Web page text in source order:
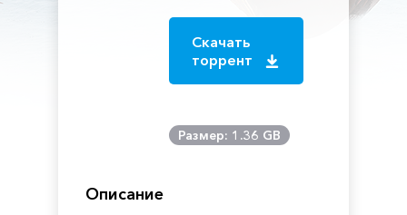
Скачать
торрент
Размер: 1.36 GB
Описание